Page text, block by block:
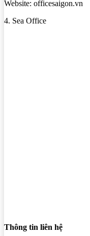
Website: officesaigon.vn
4. Sea Office
Thông tin liên hệ